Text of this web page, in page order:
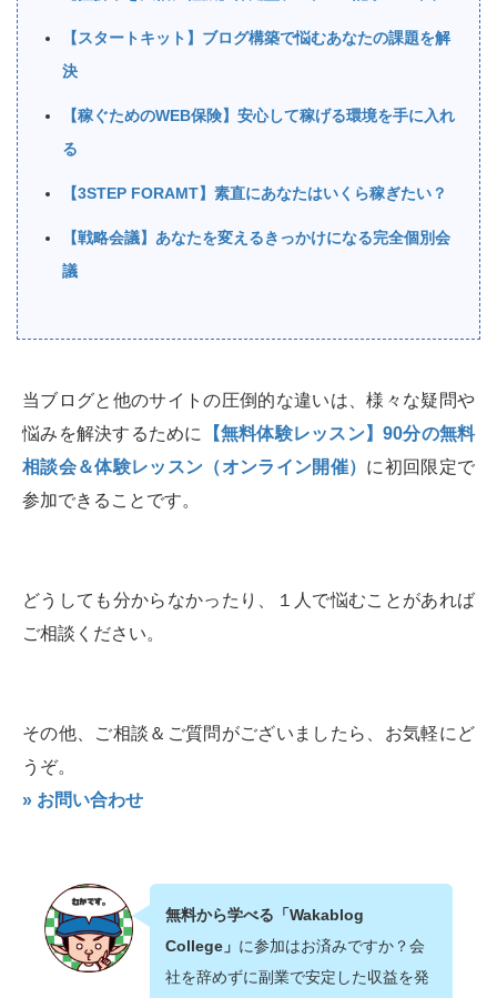
【スタートキット】ブログ構築で悩むあなたの課題を解
決
【稼ぐためのWEB保険】安心して稼げる環境を手に入れ
る
【3STEP FORAMT】素直にあなたはいくら稼ぎたい？
【戦略会議】あなたを変えるきっかけになる完全個別会
議
当ブログと他のサイトの圧倒的な違いは、様々な疑問や
悩みを解決するために
【無料体験レッスン】90分の無料
相談会＆体験レッスン（オンライン開催） に初回限定で
参加できることです。
どうしても分からなかったり、１人で悩むことがあれば
ご相談ください。
その他、ご相談＆ご質問がございましたら、お気軽にど
うぞ。
» お問い合わせ
無料から学べる「Wakablog
College」 に参加はお済みですか？会
社を辞めずに副業で安定した収益を発